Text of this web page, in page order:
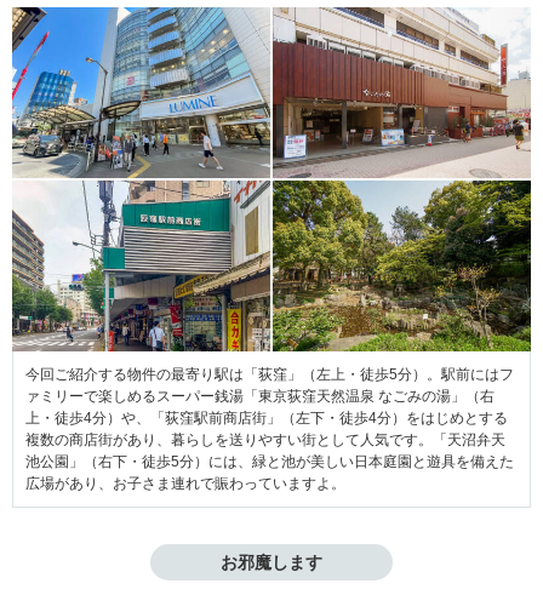
今回ご紹介する物件の最寄り駅は「荻窪」（左上・徒歩5分）。駅前にはフ
ァミリーで楽しめるスーパー銭湯「東京荻窪天然温泉 なごみの湯」（右
上・徒歩4分）や、「荻窪駅前商店街」（左下・徒歩4分）をはじめとする
複数の商店街があり、暮らしを送りやすい街として人気です。「天沼弁天
池公園」（右下・徒歩5分）には、緑と池が美しい日本庭園と遊具を備えた
広場があり、お子さま連れで賑わっていますよ。
お邪魔します